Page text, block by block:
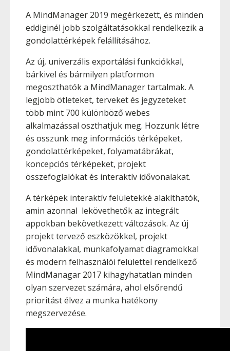
A MindManager 2019 megérkezett, és minden
eddiginél jobb szolgáltatásokkal rendelkezik a
gondolattérképek felállításához.
Az új, univerzális exportálási funkciókkal,
bárkivel és bármilyen platformon
megoszthatók a MindManager tartalmak. A
legjobb ötleteket, terveket és jegyzeteket
több mint 700 különböző webes
alkalmazással oszthatjuk meg. Hozzunk létre
és osszunk meg információs térképeket,
gondolattérképeket, folyamatábrákat,
koncepciós térképeket, projekt
összefoglalókat és interaktív idővonalakat.
A térképek interaktív felületekké alakíthatók,
amin azonnal lekövethetők az integrált
appokban bekövetkezett változások. Az új
projekt tervező eszközökkel, projekt
idővonalakkal, munkafolyamat diagramokkal
és modern felhasználói felülettel rendelkező
MindManagar 2017 kihagyhatatlan minden
olyan szervezet számára, ahol elsőrendű
prioritást élvez a munka hatékony
megszervezése.